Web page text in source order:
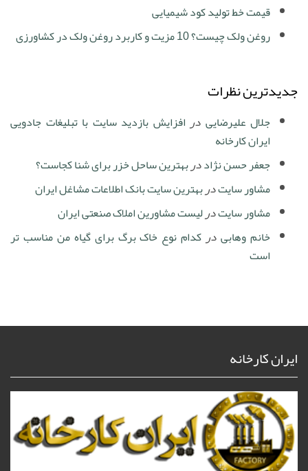
قیمت خط تولید کود شیمیایی
روغن ولک چیست؟ 10 مزیت و کاربرد روغن ولک در کشاورزی
جدیدترین نظرات
جلال علیرضایی درافزایش بازدید سایت با تبلیغات جادویی
ایران کارخانه
جعفر حسن نژاددربهترین ساحل خزر برای شنا کجاست؟
مشاور سایتدربهترین سایت بانک اطلاعات مشاغل ایران
مشاور سایتدرلیست مشاورین املاک صنعتی ایران
خانم وهابیدرکدام نوع خاک برگ برای گیاه من مناسب تر
است
ایران کارخانه